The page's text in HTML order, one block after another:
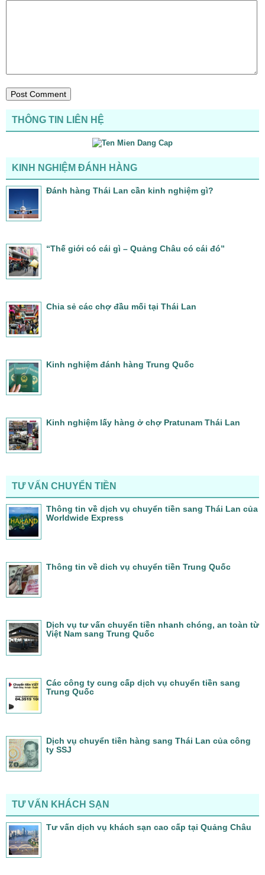
THÔNG TIN LIÊN HỆ
KINH NGHIỆM ĐÁNH HÀNG
Đánh hàng Thái Lan cần kinh nghiệm gì?
“Thế giới có cái gì – Quảng Châu có cái đó”
Chia sẻ các chợ đầu mối tại Thái Lan
Kinh nghiệm đánh hàng Trung Quốc
Kinh nghiệm lấy hàng ở chợ Pratunam Thái Lan
TƯ VẤN CHUYỂN TIỀN
Thông tin về dịch vụ chuyển tiền sang Thái Lan của
Worldwide Express
Thông tin về dich vụ chuyển tiền Trung Quốc
Dịch vụ tư vấn chuyển tiền nhanh chóng, an toàn từ
Việt Nam sang Trung Quốc
Các công ty cung cấp dịch vụ chuyển tiền sang
Trung Quốc
Dịch vụ chuyển tiền hàng sang Thái Lan của công
ty SSJ
TƯ VẤN KHÁCH SẠN
Tư vấn dịch vụ khách sạn cao cấp tại Quảng Châu